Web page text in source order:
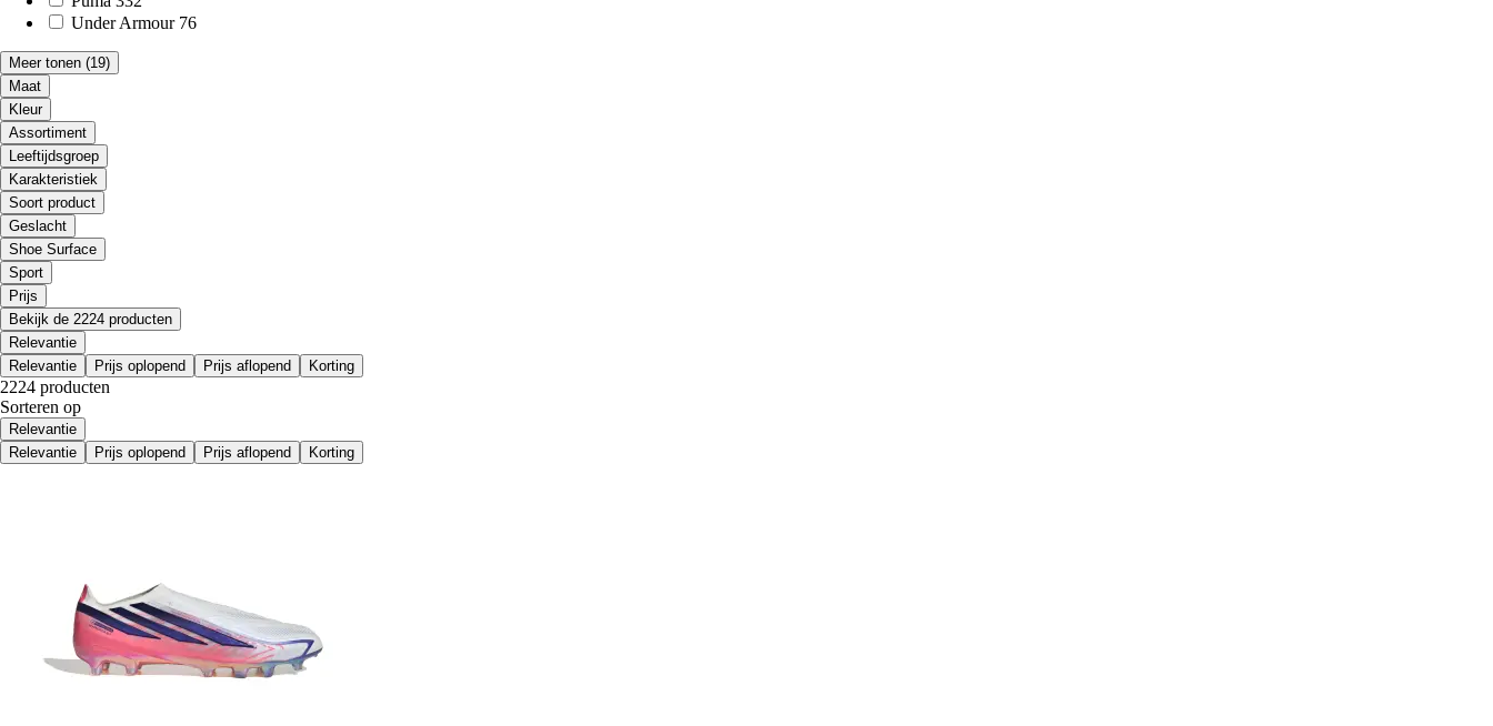
Under Armour 76
Meer tonen (19)
Maat
Kleur
Assortiment
Leeftijdsgroep
Karakteristiek
Soort product
Geslacht
Shoe Surface
Sport
Prijs
Bekijk de 2224 producten
Relevantie
Relevantie
Prijs oplopend Prijs aflopend Korting
2224 producten
Sorteren op
Relevantie
Relevantie
Prijs oplopend Prijs aflopend Korting